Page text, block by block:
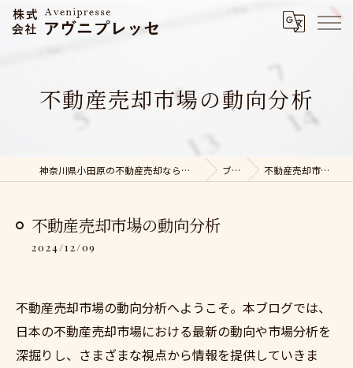
不動産売却市場の動向分析
神奈川県小田原の不動産売却なら株式会社アヴニプレッセ ブログ 不動産売却市場の動向分析
不動産売却市場の動向分析
2024/12/09
不動産売却市場の動向分析へようこそ。本ブログでは、
日本の不動産売却市場における最新の動向や市場分析を
深掘りし、さまざまな視点から情報を提供していきま